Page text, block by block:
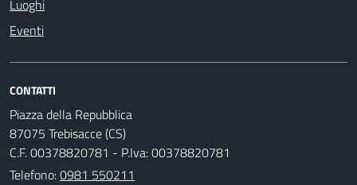
Luoghi
Eventi
CONTATTI
Piazza della Repubblica
87075 Trebisacce (CS)
C.F. 00378820781 - P.Iva: 00378820781
Telefono:0981 550211